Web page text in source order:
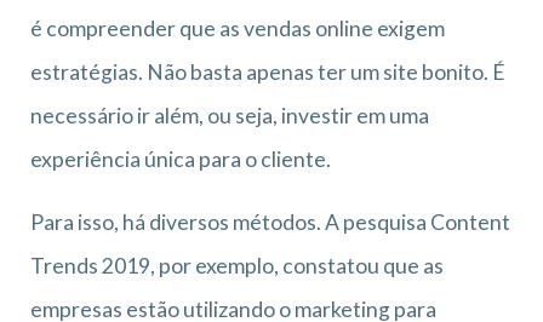
é compreender que as vendas online exigem
estratégias. Não basta apenas ter um site bonito. É
necessário ir além, ou seja, investir em uma
experiência única para o cliente.
Para isso, há diversos métodos. A pesquisa Content
Trends 2019, por exemplo, constatou que as
empresas estão utilizando o marketing para